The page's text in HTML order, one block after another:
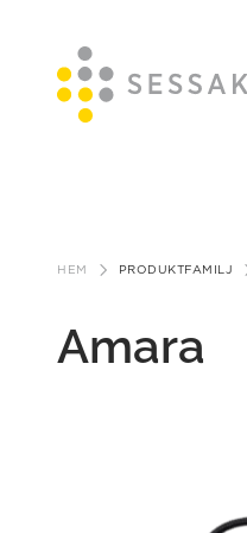
HEM PRODUKTFAMILJ
Amara